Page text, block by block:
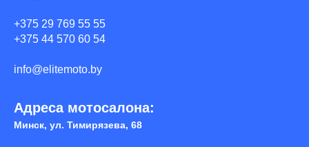
+375 29 769 55 55
+375 44 570 60 54
info@elitemoto.by
Адреса мотосалона:
Минск, ул. Тимирязева, 68